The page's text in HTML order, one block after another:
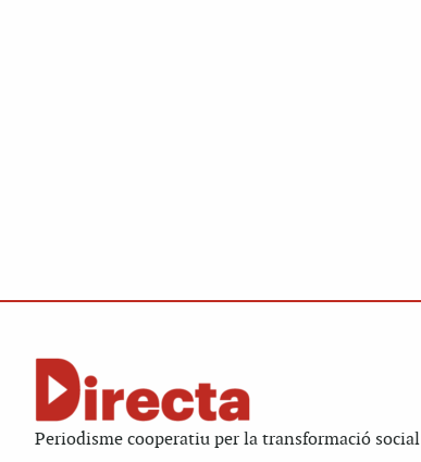
Periodisme cooperatiu per la transformació social